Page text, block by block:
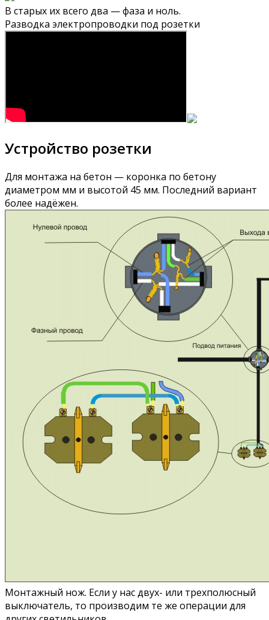
В старых их всего два — фаза и ноль.
Разводка электропроводки под розетки
Устройство розетки
Для монтажа на бетон — коронка по бетону
диаметром мм и высотой 45 мм. Последний вариант
более надёжен.
Монтажный нож. Если у нас двух- или трехполюсный
выключатель, то производим те же операции для